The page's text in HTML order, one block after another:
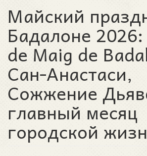
Майский
Бадалоне
de Maig de
Сан-Анастаси,
Сожжение
главный месяц
городской